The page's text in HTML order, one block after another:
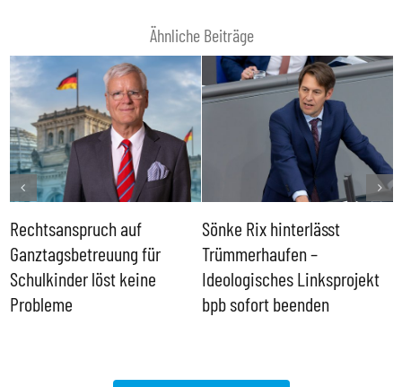
Ähnliche Beiträge
Rechtsanspruch auf
Ganztagsbetreuung für
Schulkinder löst keine
Probleme
Sönke Rix hinterlässt
Trümmerhaufen –
Ideologisches Linksprojekt
bpb sofort beenden